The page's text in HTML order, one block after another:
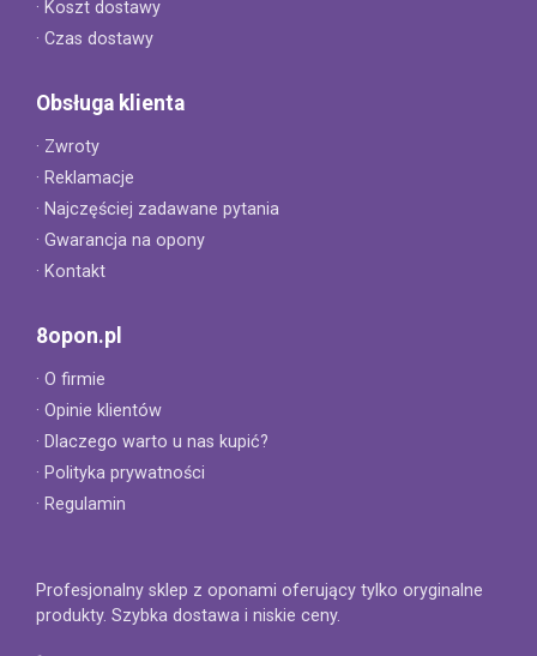
· Koszt dostawy
· Czas dostawy
Obsługa klienta
· Zwroty
· Reklamacje
· Najczęściej zadawane pytania
· Gwarancja na opony
· Kontakt
8opon.pl
· O firmie
· Opinie klientów
· Dlaczego warto u nas kupić?
· Polityka prywatności
· Regulamin
Profesjonalny sklep z oponami oferujący tylko oryginalne
produkty. Szybka dostawa i niskie ceny.